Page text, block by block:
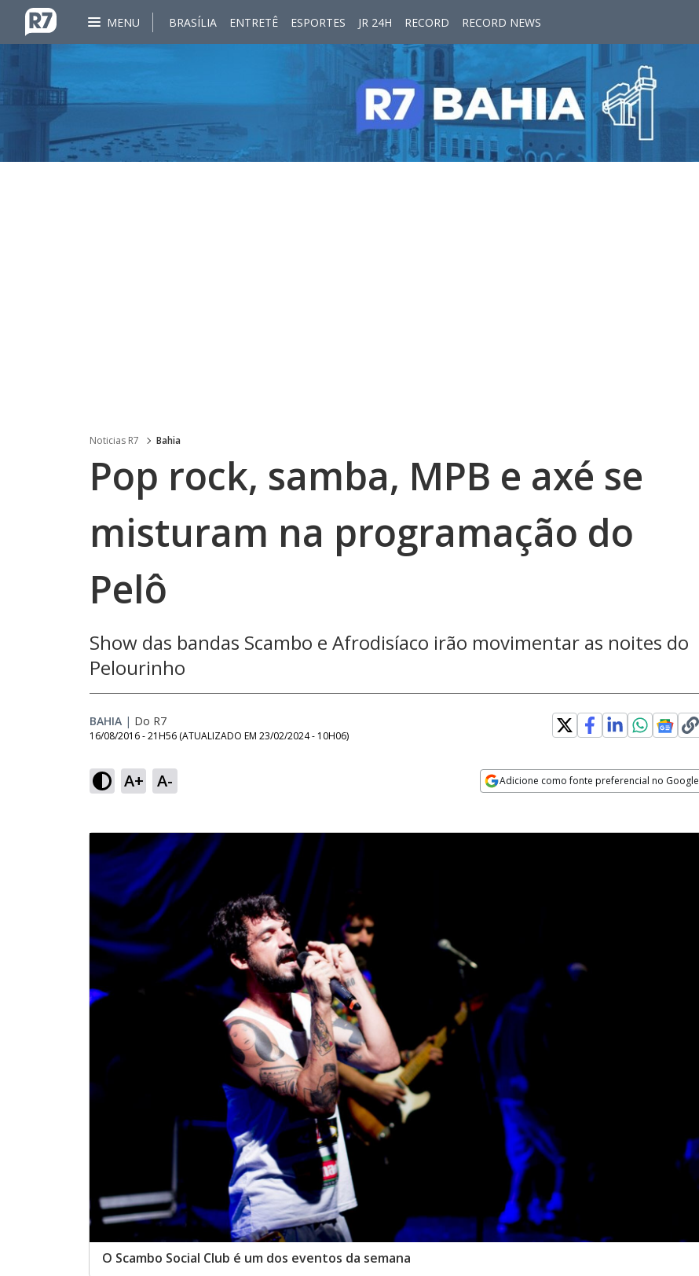
MENU BRASÍLIA ENTRETÊ ESPORTES JR 24H RECORD RECORD NEWS
Noticias R7 Bahia
Pop rock, samba, MPB e axé se
misturam na programação do
Pelô
Show das bandas Scambo e Afrodisíaco irão movimentar as noites do
Pelourinho
BAHIA | Do R7
16/08/2016 - 21H56 (ATUALIZADO EM 23/02/2024 - 10H06)
A+ A- Adicione como fonte preferencial no Google
O Scambo Social Club é um dos eventos da semana